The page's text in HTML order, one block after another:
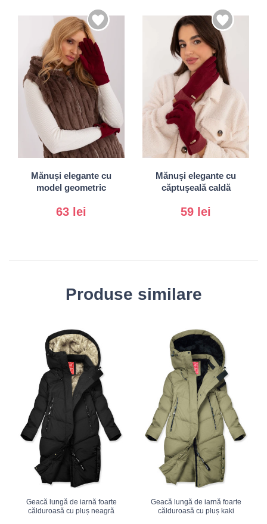
Mănuși elegante cu
model geometric
63 lei
Mănuși elegante cu
căptușeală caldă
59 lei
S/M
Produse similare
Geacă lungă de iarnă foarte
călduroasă cu pluș neagră
Geacă lungă de iarnă foarte
călduroasă cu pluș kaki